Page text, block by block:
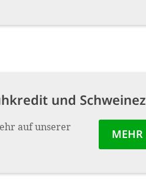
und
auf unserer
MEHR